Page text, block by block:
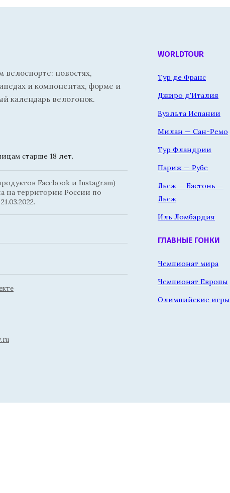
новостях,
и компонентах, форме и
календарь велогонок.
старше 18 лет.
Facebook и Instagram)
на территории России по
WORLDTOUR
Тур де Франс
Джиро д'Италия
Вуэльта Испании
Милан — Сан-Ремо
Тур Фландрии
Париж — Рубе
Льеж — Бастонь —
Льеж
Иль Ломбардия
ГЛАВНЫЕ ГОНКИ
Чемпионат мира
Чемпионат Европы
Олимпийские игры